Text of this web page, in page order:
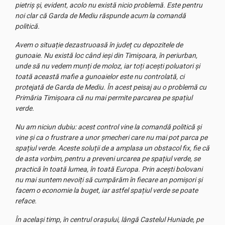
pietriș și, evident, acolo nu există nicio problemă. Este pentru
noi clar că Garda de Mediu răspunde acum la comandă
politică.
Avem o situație dezastruoasă în județ cu depozitele de
gunoaie. Nu există loc când ieși din Timișoara, în periurban,
unde să nu vedem munți de moloz, iar toți acești poluatori și
toată această mafie a gunoaielor este nu controlată, ci
protejată de Garda de Mediu. În acest peisaj au o problemă cu
Primăria Timișoara că nu mai permite parcarea pe spațiul
verde.
Nu am niciun dubiu: acest control vine la comandă politică și
vine și ca o frustrare a unor șmecheri care nu mai pot parca pe
spațiul verde. Aceste soluții de a amplasa un obstacol fix, fie că
de asta vorbim, pentru a preveni urcarea pe spațiul verde, se
practică în toată lumea, în toată Europa. Prin acești bolovani
nu mai suntem nevoiți să cumpărăm în fiecare an pomișori și
facem o economie la buget, iar astfel spațiul verde se poate
reface.
În același timp, în centrul orașului, lângă Castelul Huniade, pe